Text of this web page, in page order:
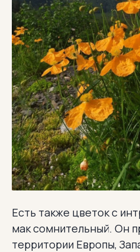
Есть также цветок с
мак сомнительный. Он
территории Европы,